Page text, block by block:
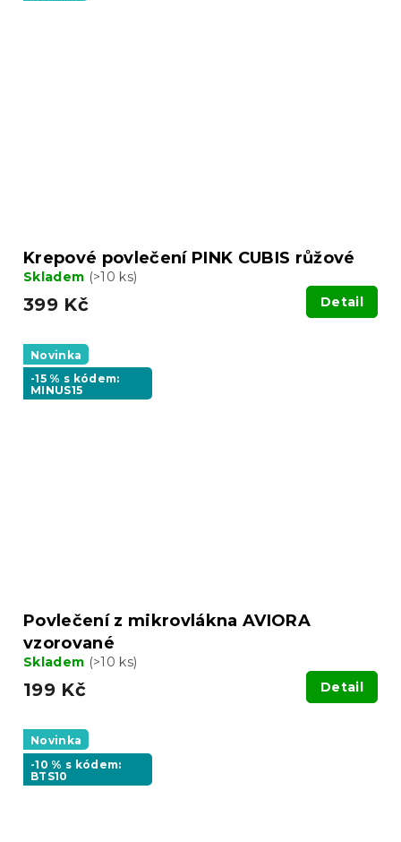
Krepové povlečení PINK CUBIS růžové
Skladem (>10 ks)
399 Kč Detail
Novinka
-15 % s kódem:
MINUS15
Povlečení z mikrovlákna AVIORA
vzorované
Skladem (>10 ks)
199 Kč Detail
Novinka
-10 % s kódem:
BTS10